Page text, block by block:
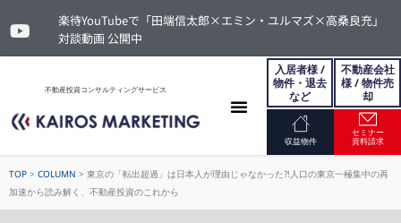
楽待YouTubeで「田端信太郎×エミン・ユルマズ×高桑良充」
対談動画 公開中
不動産投資コンサルティングサービス
入居者様 /
物件・退去
など
不動産会社
様 / 物件売
却
収益物件
セミナー
資料請求
TOP > COLUMN > 東京の「転出超過」は日本人が理由じゃなかった?!人口の東京一極集中の再
加速から読み解く、不動産投資のこれから